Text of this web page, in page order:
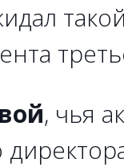
, чья